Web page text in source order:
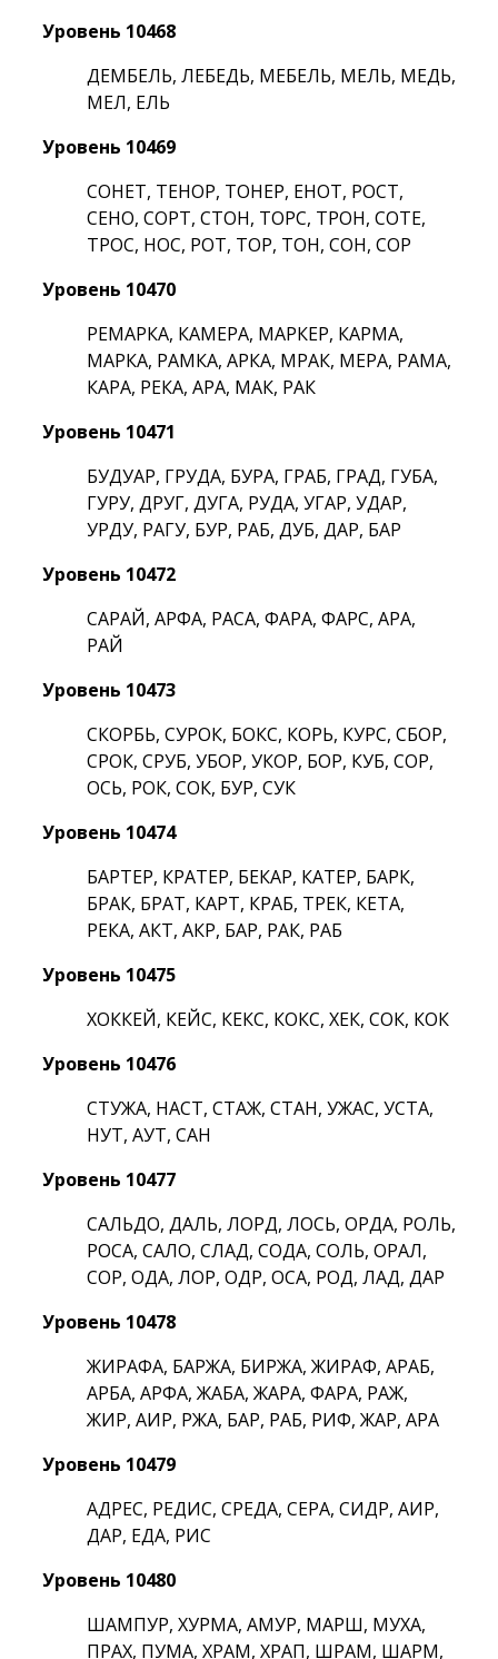
Уровень 10468
ДЕМБЕЛЬ, ЛЕБЕДЬ, МЕБЕЛЬ, МЕЛЬ, МЕДЬ,
МЕЛ, ЕЛЬ
Уровень 10469
СОНЕТ, ТЕНОР, ТОНЕР, ЕНОТ, РОСТ,
СЕНО, СОРТ, СТОН, ТОРС, ТРОН, СОТЕ,
ТРОС, НОС, РОТ, ТОР, ТОН, СОН, СОР
Уровень 10470
РЕМАРКА, КАМЕРА, МАРКЕР, КАРМА,
МАРКА, РАМКА, АРКА, МРАК, МЕРА, РАМА,
КАРА, РЕКА, АРА, МАК, РАК
Уровень 10471
БУДУАР, ГРУДА, БУРА, ГРАБ, ГРАД, ГУБА,
ГУРУ, ДРУГ, ДУГА, РУДА, УГАР, УДАР,
УРДУ, РАГУ, БУР, РАБ, ДУБ, ДАР, БАР
Уровень 10472
САРАЙ, АРФА, РАСА, ФАРА, ФАРС, АРА,
РАЙ
Уровень 10473
СКОРБЬ, СУРОК, БОКС, КОРЬ, КУРС, СБОР,
СРОК, СРУБ, УБОР, УКОР, БОР, КУБ, СОР,
ОСЬ, РОК, СОК, БУР, СУК
Уровень 10474
БАРТЕР, КРАТЕР, БЕКАР, КАТЕР, БАРК,
БРАК, БРАТ, КАРТ, КРАБ, ТРЕК, КЕТА,
РЕКА, АКТ, АКР, БАР, РАК, РАБ
Уровень 10475
ХОККЕЙ, КЕЙС, КЕКС, КОКС, ХЕК, СОК, КОК
Уровень 10476
СТУЖА, НАСТ, СТАЖ, СТАН, УЖАС, УСТА,
НУТ, АУТ, САН
Уровень 10477
САЛЬДО, ДАЛЬ, ЛОРД, ЛОСЬ, ОРДА, РОЛЬ,
РОСА, САЛО, СЛАД, СОДА, СОЛЬ, ОРАЛ,
СОР, ОДА, ЛОР, ОДР, ОСА, РОД, ЛАД, ДАР
Уровень 10478
ЖИРАФА, БАРЖА, БИРЖА, ЖИРАФ, АРАБ,
АРБА, АРФА, ЖАБА, ЖАРА, ФАРА, РАЖ,
ЖИР, АИР, РЖА, БАР, РАБ, РИФ, ЖАР, АРА
Уровень 10479
АДРЕС, РЕДИС, СРЕДА, СЕРА, СИДР, АИР,
ДАР, ЕДА, РИС
Уровень 10480
ШАМПУР, ХУРМА, АМУР, МАРШ, МУХА,
ПРАХ, ПУМА, ХРАМ, ХРАП, ШРАМ, ШАРМ,